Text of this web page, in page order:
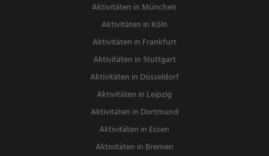
Aktivitäten in München
Aktivitäten in Köln
Aktivitäten in Frankfurt
Aktivitäten in Stuttgart
Aktivitäten in Düsseldorf
Aktivitäten in Leipzig
Aktivitäten in Dortmund
Aktivitäten in Essen
Aktivitäten in Bremen